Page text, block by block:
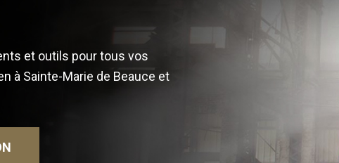
et outils pour tous vos
à Sainte-Marie de Beauce et